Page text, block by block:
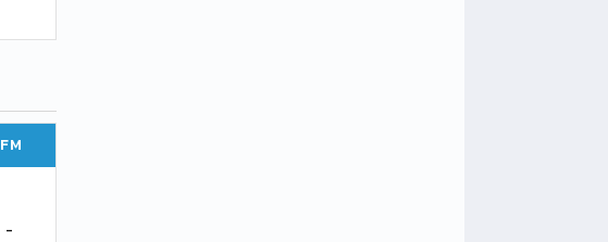
FM
-